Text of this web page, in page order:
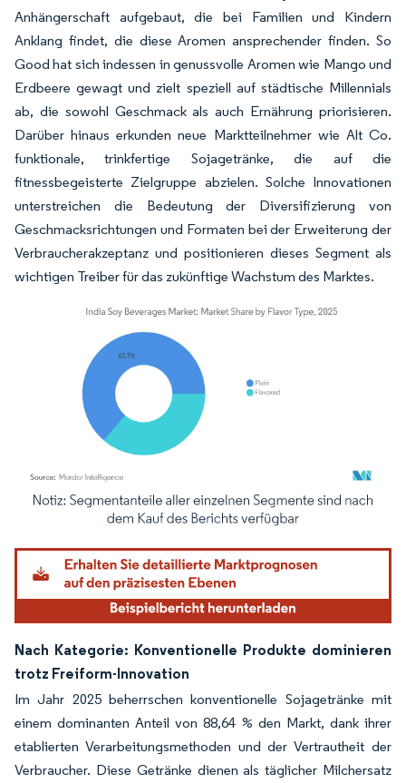
Anhängerschaft aufgebaut, die bei Familien und Kindern
Anklang findet, die diese Aromen ansprechender finden. So
Good hat sich indessen in genussvolle Aromen wie Mango und
Erdbeere gewagt und zielt speziell auf städtische Millennials
ab, die sowohl Geschmack als auch Ernährung priorisieren.
Darüber hinaus erkunden neue Marktteilnehmer wie Alt Co.
funktionale, trinkfertige Sojagetränke, die auf die
fitnessbegeisterte Zielgruppe abzielen. Solche Innovationen
unterstreichen die Bedeutung der Diversifizierung von
Geschmacksrichtungen und Formaten bei der Erweiterung der
Verbraucherakzeptanz und positionieren dieses Segment als
wichtigen Treiber für das zukünftige Wachstum des Marktes.
Bild © Mordor Intelligence. Wiederverwendung erfordert Namensnennung
Nach Kategorie: Konventionelle Produkte dominieren
trotz Freiform-Innovation
Im Jahr 2025 beherrschen konventionelle Sojagetränke mit
einem dominanten Anteil von 88,64 % den Markt, dank ihrer
etablierten Verarbeitungsmethoden und der Vertrautheit der
Verbraucher. Diese Getränke dienen als täglicher Milchersatz